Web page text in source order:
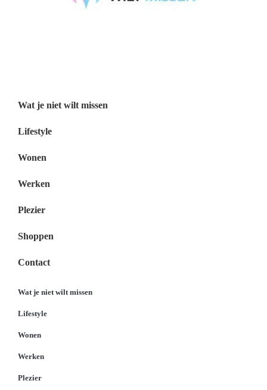
Wat je niet wilt missen
Lifestyle
Wonen
Werken
Plezier
Shoppen
Contact
Wat je niet wilt missen
Lifestyle
Wonen
Werken
Plezier